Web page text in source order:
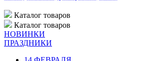
Каталог товаров
Каталог товаров
НОВИНКИ
ПРАЗДНИКИ